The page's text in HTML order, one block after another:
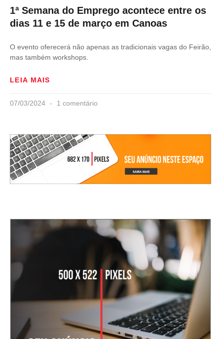
1ª Semana do Emprego acontece entre os
dias 11 e 15 de março em Canoas
O evento oferecerá não apenas as tradicionais vagas do Feirão,
mas também workshops.
LEIA MAIS
07/03/2024 1 comentário